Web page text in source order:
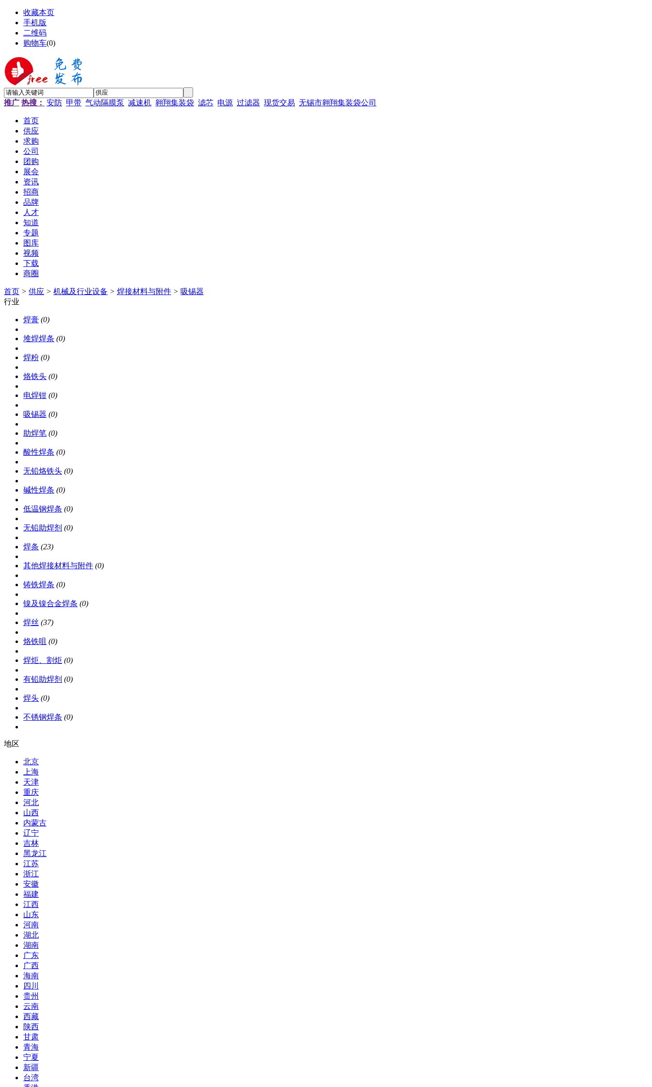
收藏本页
手机版
二维码
购物车(0)
推广 热搜： 安防 甲带 气动隔膜泵 减速机 翱翔集装袋 滤芯 电源 过滤器 现货交易 无锡市翱翔集装袋公司
首页
供应
求购
公司
团购
展会
资讯
招商
品牌
人才
知道
专题
图库
视频
下载
商圈
首页 > 供应 > 机械及行业设备 > 焊接材料与附件 > 吸锡器
行业
焊膏 (0)
堆焊焊条 (0)
焊粉 (0)
烙铁头 (0)
电焊钳 (0)
吸锡器 (0)
助焊笔 (0)
酸性焊条 (0)
无铅烙铁头 (0)
碱性焊条 (0)
低温钢焊条 (0)
无铅助焊剂 (0)
焊条 (23)
其他焊接材料与附件 (0)
铸铁焊条 (0)
镍及镍合金焊条 (0)
焊丝 (37)
烙铁咀 (0)
焊炬、割炬 (0)
有铅助焊剂 (0)
焊头 (0)
不锈钢焊条 (0)
地区
北京
上海
天津
重庆
河北
山西
内蒙古
辽宁
吉林
黑龙江
江苏
浙江
安徽
福建
江西
山东
河南
湖北
湖南
广东
广西
海南
四川
贵州
云南
西藏
陕西
甘肃
青海
宁夏
新疆
台湾